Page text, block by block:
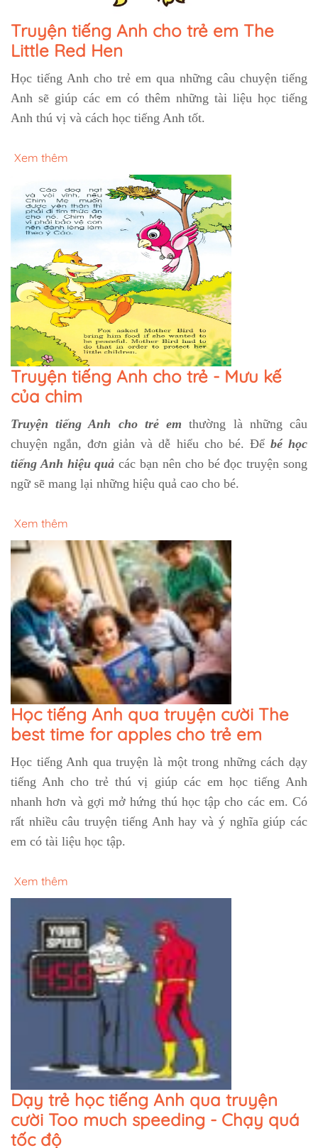
Truyện tiếng Anh cho trẻ em The
Little Red Hen
Học tiếng Anh cho trẻ em qua những câu chuyện tiếng
Anh sẽ giúp các em có thêm những tài liệu học tiếng
Anh thú vị và cách học tiếng Anh tốt.
Xem thêm
Truyện tiếng Anh cho trẻ - Mưu kế
của chim
Truyện tiếng Anh cho trẻ em thường là những câu
chuyện ngắn, đơn giản và dễ hiểu cho bé. Để bé học
tiếng Anh hiệu quả các bạn nên cho bé đọc truyện song
ngữ sẽ mang lại những hiệu quả cao cho bé.
Xem thêm
Học tiếng Anh qua truyện cười The
best time for apples cho trẻ em
Học tiếng Anh qua truyện là một trong những cách dạy
tiếng Anh cho trẻ thú vị giúp các em học tiếng Anh
nhanh hơn và gợi mở hứng thú học tập cho các em. Có
rất nhiều câu truyện tiếng Anh hay và ý nghĩa giúp các
em có tài liệu học tập.
Xem thêm
Dạy trẻ học tiếng Anh qua truyện
cười Too much speeding - Chạy quá
tốc độ